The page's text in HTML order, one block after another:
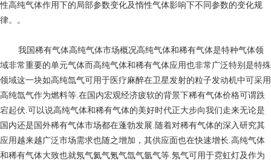
性高纯气体作用下的局部参数变化及惰性气体影响下不同参数的变化规
律。。
我国稀有气体高纯气体市场概况高纯气体和稀有气体是特种气体领
域非常重要的单元气体而高纯气体和稀有气体应用也非常广泛特别是特殊
领域这一块如高纯氙气可用于医疗麻醉在卫星发射的粒子发动机中可采用
高纯氙气作为燃料等.在国内宏观经济疲软的背景下稀有气体价格可谓跌
宕起伏.可以说高纯气体和稀有气体的美好时代正大步向我们走来无论是
国内还是国外稀有气体市场都在蓬勃发展.随着对稀有气体的深入研究其
应用越来越广泛市场需求也随之增加，其供应面也在快速增长.高纯气体
和稀有气体大致也就氖气氦气氪气氙气氩气等.氖气可用于霓虹灯及作为